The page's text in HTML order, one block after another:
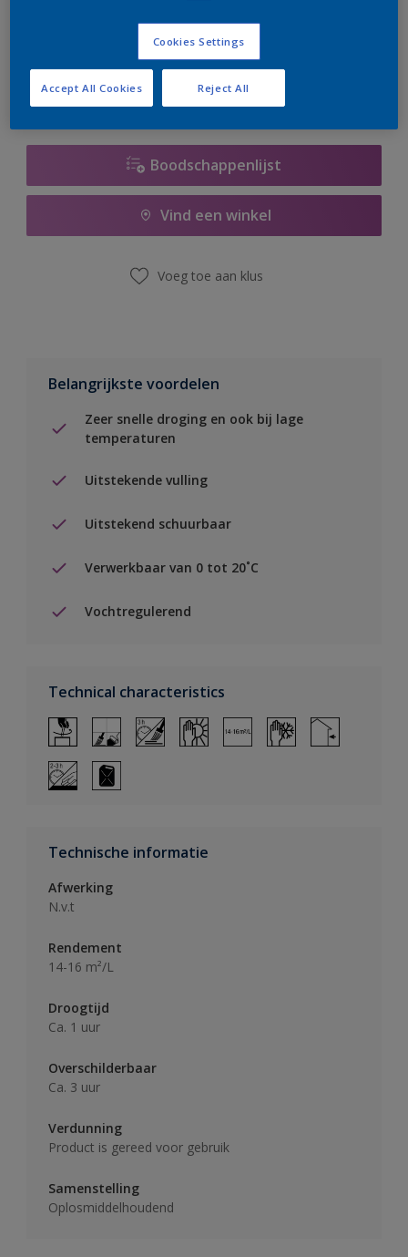
te bestellen. Houd de website in de gaten, we werken
er hard aan om de voorraad aan te vullen.
Boodschappenlijst
Vind een winkel
Voeg toe aan klus
Belangrijkste voordelen
Zeer snelle droging en ook bij lage
temperaturen
Uitstekende vulling
Uitstekend schuurbaar
Verwerkbaar van 0 tot 20˚C
Vochtregulerend
Technical characteristics
Technische informatie
Afwerking
N.v.t
Rendement
14-16 m²/L
Droogtijd
Ca. 1 uur
Overschilderbaar
Ca. 3 uur
Verdunning
Product is gereed voor gebruik
Samenstelling
Oplosmiddelhoudend
Cookies Settings
Reject All
Accept All Cookies